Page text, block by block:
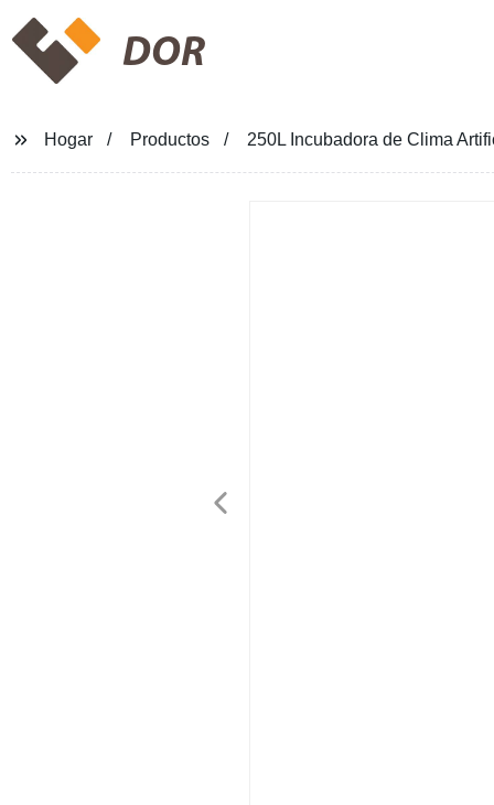
DOR
Hogar Productos 250L Incubadora de Clima